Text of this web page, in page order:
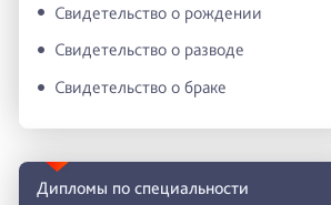
Свидетельство о рождении
Свидетельство о разводе
Свидетельство о браке
Дипломы по специальности